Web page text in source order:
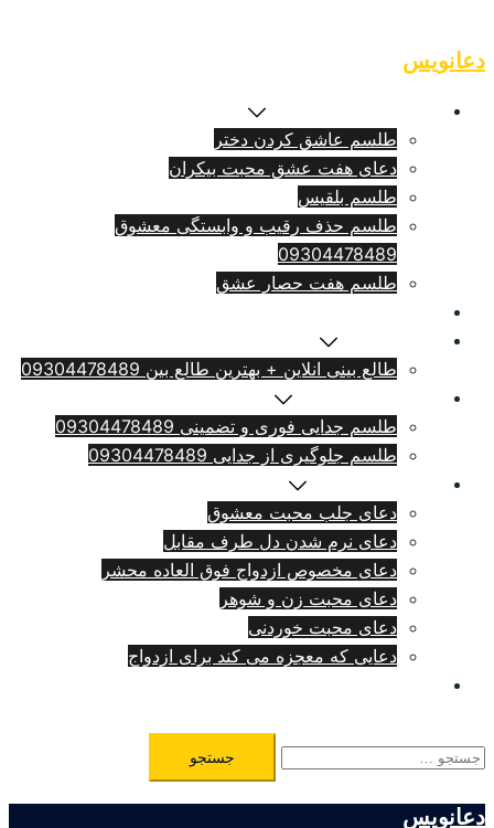
to
content
دعانویس
طلسم عاشق کردن دختر
دعای هفت عشق محبت بیکران
طلسم بلقيس
طلسم حذف رقیب و وابستگی معشوق
09304478489
طلسم هفت حصار عشق
طالع بینی انلاین + بهترین طالع بین 09304478489
طلسم جدایی فوری و تضمینی 09304478489
طلسم جلوگیری از جدایی 09304478489
دعای جلب محبت معشوق
دعای نرم شدن دل طرف مقابل
دعای مخصوص ازدواج فوق العاده محشر
دعای محبت زن و شوهر
دعای محبت خوردنی
دعایی که معجزه می کند برای ازدواج
جستجو
برای:
دعانویس